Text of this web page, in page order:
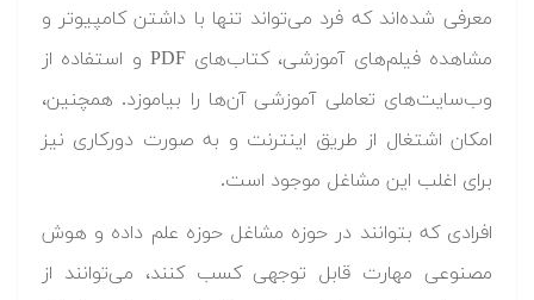
معرفی شده‌اند که فرد می‌تواند تنها با داشتن کامپیوتر و
مشاهده فیلم‌های آموزشی، کتاب‌های PDF و استفاده از
وب‌سایت‌های تعاملی آموزشی آن‌ها را بیاموزد. همچنین،
امکان اشتغال از طریق اینترنت و به صورت دورکاری نیز
برای اغلب این مشاغل موجود است.
افرادی که بتوانند در حوزه مشاغل حوزه علم داده و هوش
مصنوعی مهارت قابل توجهی کسب کنند، می‌توانند از